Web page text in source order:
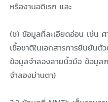
หรืองานอดิเรก และ
(ช) ข้อมูลที่ละเอียดอ่อน เช่น ศ
เชื้อชาติในเอกสารการยืนยัน
ข้อมูลจำลองลายนิ้วมือ ข้อมูล
จำลองม่านตา)